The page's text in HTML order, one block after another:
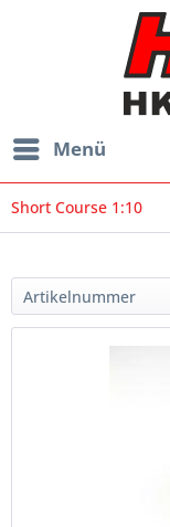
Menü
Short Course 1:10